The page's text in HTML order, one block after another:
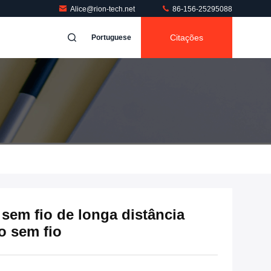
Alice@rion-tech.net 86-156-25295088
Portuguese Citações
fio de longa distância
sem fio